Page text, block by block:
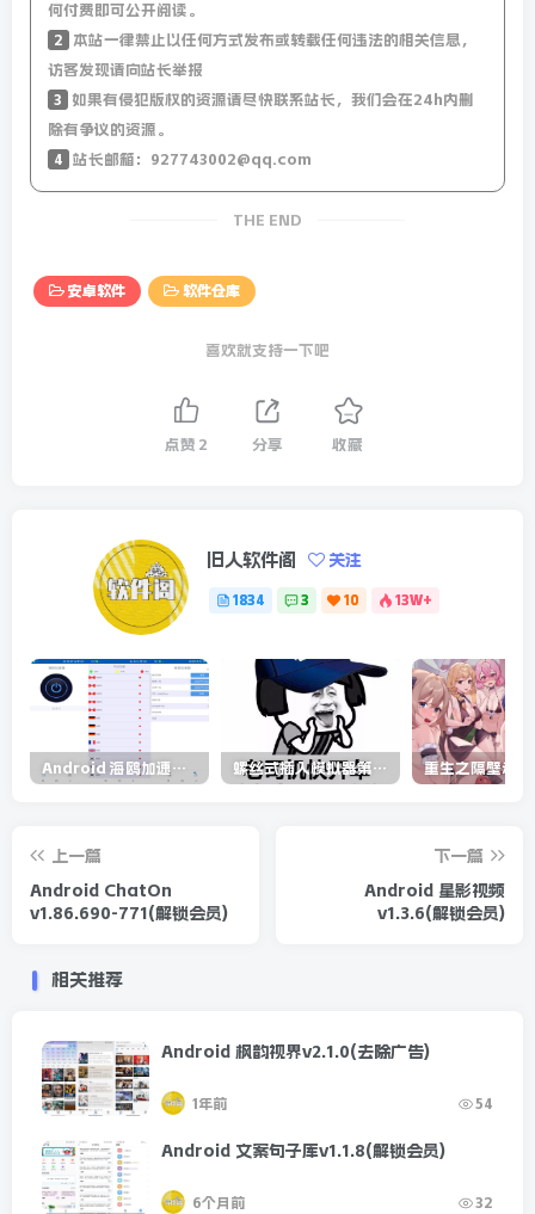
何付费即可公开阅读。
2
本站一律禁止以任何方式发布或转载任何违法的相关信息，
访客发现请向站长举报
3
如果有侵犯版权的资源请尽快联系站长，我们会在24h内删
除有争议的资源。
4 站长邮箱：927743002@qq.com
THE END
安卓软件 软件仓库
喜欢就支持一下吧
点赞 2 分享 收藏
旧人软件阁 关注
1834 3 10 13W+
Android 海鸥加速器v6.6.3(解锁会员) 螺丝式插入模拟器第5代/NejicomiSimulator.Vol.5.v1.0.2
上一篇
Android ChatOn
v1.86.690-771(解锁会员)
下一篇
Android 星影视频
v1.3.6(解锁会员)
相关推荐
Android 枫韵视界v2.1.0(去除广告)
1年前 54
Android 文案句子库v1.1.8(解锁会员)
6个月前 32